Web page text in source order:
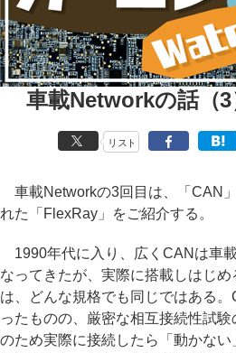
車載Networkの話（3
リスト
車載Networkの3回目は、「CAN
れた「FlexRay」をご紹介する。
1990年代に入り、広くCANは車
なってきたが、実際に搭載しはじ
は、どんな規格でも同じではある
ったものの、厳密な相互接続性試
のため実際に接続したら「動かな